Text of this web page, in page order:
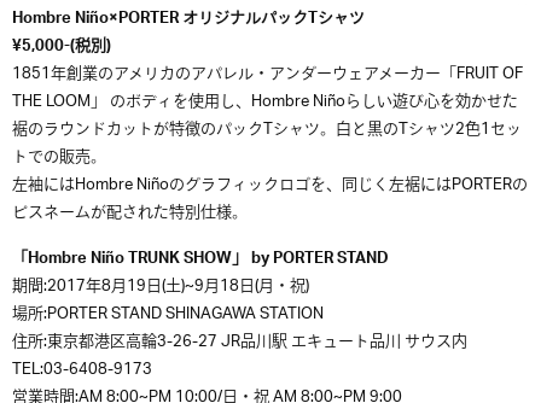
Hombre Niño×PORTER オリジナルパックTシャツ
¥5,000-(税別)
1851年創業のアメリカのアパレル・アンダーウェアメーカー「FRUIT OF
THE LOOM」 のボディを使用し、Hombre Niñoらしい遊び心を効かせた
裾のラウンドカットが特徴のパックTシャツ。白と黒のTシャツ2色1セッ
トでの販売。
左袖にはHombre Niñoのグラフィックロゴを、同じく左裾にはPORTERの
ピスネームが配された特別仕様。
「Hombre Niño TRUNK SHOW」 by PORTER STAND
期間:2017年8月19日(土)~9月18日(月・祝)
場所:PORTER STAND SHINAGAWA STATION
住所:東京都港区高輪3-26-27 JR品川駅 エキュート品川 サウス内
TEL:03-6408-9173